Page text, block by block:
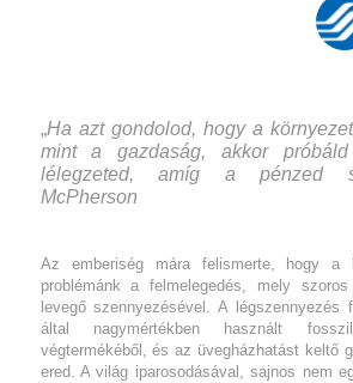
„Ha azt gondolod, hogy a
mint a gazdaság, akkor
lélegzeted, amíg a pénzed
McPherson
Az emberiség mára felismerte, hogy a
problémánk a felmelegedés, mely
levegő szennyezésével. A légszennyezés
által nagymértékben használt
végtermékéből, és az üvegházhatást keltő
ered. A világ iparosodásával, sajnos nem